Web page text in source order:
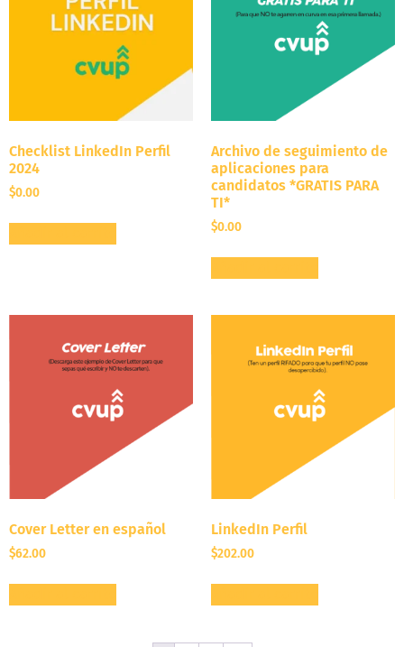
Checklist LinkedIn Perfil
2024
$0.00
Archivo de seguimiento de
aplicaciones para
candidatos *GRATIS PARA
TI*
$0.00
Cover Letter en español
$62.00
LinkedIn Perfil
$202.00